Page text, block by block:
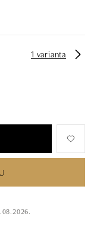
originál a je také
balení. Ať už vybíráte
1 varianta